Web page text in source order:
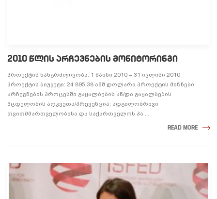
2010 ᲬᲚᲘᲡ ᲐᲠᲩᲔᲕᲜᲔᲑᲘᲡ ᲛᲝᲜᲘᲢᲝᲠᲘᲜᲒᲘ
პროექტის ხანგრძლივობა: 1 მაისი 2010 – 31 ივლისი 2010
პროექტის ბიუჯეტი: 24 895.38 აშშ დოლარი პროექტის მიზნები:
არჩევნების პროცესში გაყალბების ან/და გაყალბების
მცდელობის აღკვეთა/პრევენცია; ადგილობრივი
თვითმმართველობისა და საქართველოს პა ...
READ MORE